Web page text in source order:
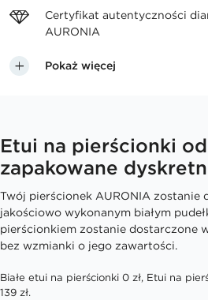
Certyfikat autentyczności
AURONIA
Pokaż więcej
Etui na pierścionki
zapakowane
Twój pierścionek AURONIA zostanie
jakościowo wykonanym białym
pierścionkiem zostanie dostarczone
bez wzmianki o jego zawartości.
Białe etui na pierścionki 0 zł, Etui na
139 zł.